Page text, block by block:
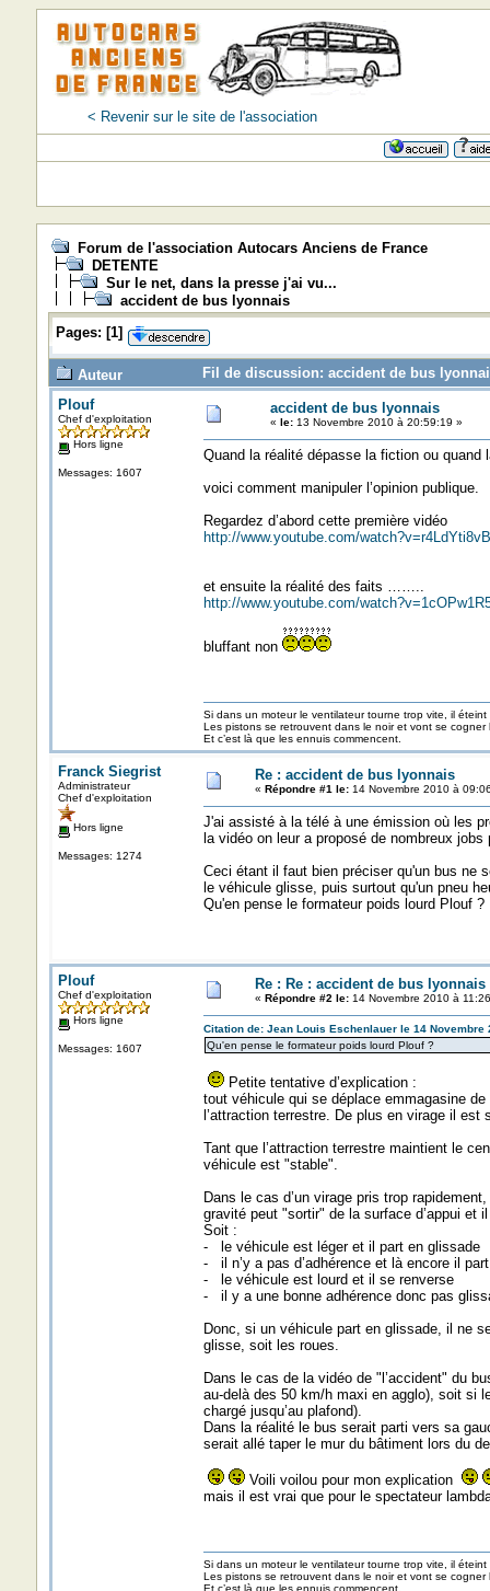
< Revenir sur le site de l'association
Forum de l'association Autocars Anciens de France
DETENTE
Sur le net, dans la presse j'ai vu...
accident de bus lyonnais
Pages: [1]
Auteur
Fil de discussion: accident de bus
Plouf
Chef d'exploitation
Hors ligne
Messages: 1607
accident de bus lyonnais
« le:13 Novembre 2010 à 20:59:19 »
Quand la réalité dépasse la fiction ou
voici comment manipuler l’opinion publique.
Regardez d’abord cette première vidéo
http://www.youtube.com/
et ensuite la réalité des faits ……..
http://www.youtube.com/
bluffant non
Si dans un moteur le ventilateur tourne trop vite, il éteint
Les pistons se retrouvent dans le noir et vont se
Et c’est là que les ennuis commencent.
Franck Siegrist
Administrateur
Chef d'exploitation
Hors ligne
Messages: 1274
Re : accident de bus lyonnais
« Répondre #1 le:14 Novembre 2010 à
J'ai assisté à la télé à une émission où les
la vidéo on leur a proposé de nombreux
Ceci étant il faut bien préciser qu'un bus ne
le véhicule glisse, puis surtout qu'un pneu
Qu'en pense le formateur poids lourd Plouf ?
Plouf
Chef d'exploitation
Hors ligne
Messages: 1607
Re : Re : accident de bus lyonnais
« Répondre #2 le:14 Novembre 2010 à
Citation de: Jean Louis Eschenlauer le 14 Novembre
Qu'en pense le formateur poids lourd Plouf ?
Petite tentative d’explication :
tout véhicule qui se déplace emmagasine
l’attraction terrestre. De plus en virage il
Tant que l’attraction terrestre maintient le
véhicule est "stable".
Dans le cas d’un virage pris trop
gravité peut "sortir" de la surface d’appui et
Soit :
- le véhicule est léger et il part en glissade
- il n’y a pas d’adhérence et là encore il
- le véhicule est lourd et il se renverse
- il y a une bonne adhérence donc pas
Donc, si un véhicule part en glissade, il ne
glisse, soit les roues.
Dans le cas de la vidéo de "l’accident" du
au-delà des 50 km/h maxi en agglo), soit si
chargé jusqu’au plafond).
Dans la réalité le bus serait parti vers sa
serait allé taper le mur du bâtiment lors du
Voili voilou pour mon explication
mais il est vrai que pour le spectateur
Si dans un moteur le ventilateur tourne trop vite, il éteint
Les pistons se retrouvent dans le noir et vont se
Et c’est là que les ennuis commencent.